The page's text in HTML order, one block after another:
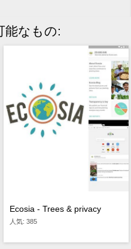
能なもの:
Ecosia - Trees & privacy
人気: 385